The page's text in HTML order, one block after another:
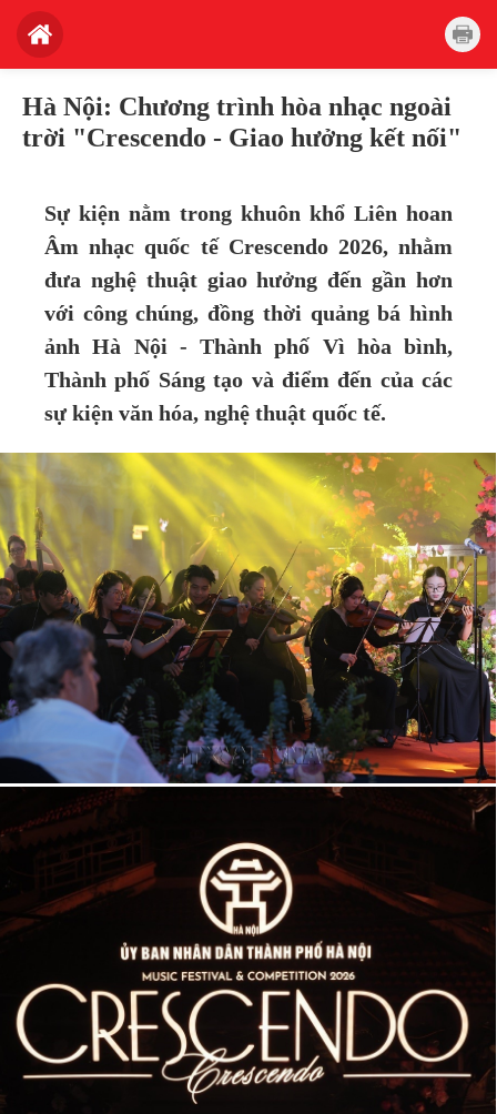
Hà Nội: Chương trình hòa nhạc ngoài
trời "Crescendo - Giao hưởng kết nối"
Sự kiện nằm trong khuôn khổ Liên hoan
Âm nhạc quốc tế Crescendo 2026, nhằm
đưa nghệ thuật giao hưởng đến gần hơn
với công chúng, đồng thời quảng bá hình
ảnh Hà Nội - Thành phố Vì hòa bình,
Thành phố Sáng tạo và điểm đến của các
sự kiện văn hóa, nghệ thuật quốc tế.